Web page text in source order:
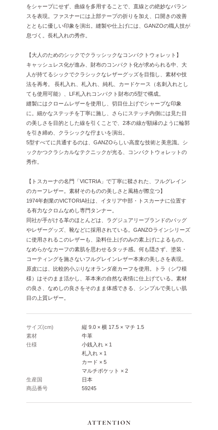
をシャープにせず、曲線を多用することで、直線との絶妙なバラン
スを表現。ファスナーには上部テープの折りを加え、口開きの改善
とともに優しい印象を演出。縫製や仕上げには、GANZOの職人技が
息づく。長札入れの秀作。
【大人のためのシックでクラッシックなコンパクトウォレット】
キャッシュレス化が進み、財布のコンパクト化が求められる中、大
人が持てるシックでクラシックなレザーグッズを目指し、素材や技
法を再考。 長札入れ、札入れ、純札、カードケース（名刺入れとし
ても使用可能）、LF札入れコンパクト財布の5型で構成。
縫製にはクロームレザーを使用し、切目仕上げでシャープな印象
に。細かなステッチを丁寧に施し、さらにステッチ内側には見た目
の美しさを目的とした線を引くことで、2本の線が額縁のように輪郭
を引き締め、クラシックな佇まいを演出。
5型すべてに共通するのは、GANZOらしい高度な技術と美意識。シ
ックかつクラシカルなテクニックが光る、コンパクトウォレットの
秀作。
【トスカーナの名門「VICTRIA」で丁寧に鞣された、フルグレイン
のカーフレザー。素材そのものの美しさと風格が際立つ】
1974年創業のVICTORIA社は、イタリア中部・トスカーナに位置す
る有力なクロムなめし専門タンナー。
同社が手がける革のほとんどは、ラグジュアリーブランドのバッグ
やレザーグッズ、靴などに採用されている。GANZOラインシリーズ
に使用されるこのレザーも、染料仕上げのみの素上げによるもの。
なめらかなカーフの素肌を思わせるタッチ感。何も隠さず、塗装・
コーティングを施さないフルグレインレザー本来の美しさを表現。
原皮には、比較的小ぶりなオランダ産カーフを使用。トラ（シワ模
様）はそのまま活かし、革本来の自然な表情に仕上げている。素材
の良さ、なめしの良さをそのまま体感できる、シンプルで美しい肌
目の上質レザー。
サイズ(cm)
縦 9.0 × 横 17.5 × マチ 1.5
素材
牛革
仕様
小銭入れ × 1
札入れ × 1
カード × 5
マルチポケット × 2
生産国
日本
商品番号
59245